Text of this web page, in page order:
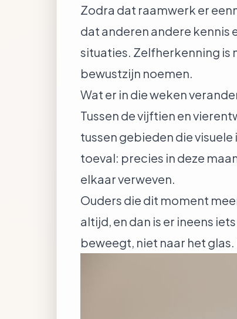
Zodra dat raamwerk er
dat anderen andere kennis
situaties. Zelfherkenning is
bewustzijn noemen.
Wat er in die weken
Tussen de vijftien en
tussen gebieden die
toeval: precies in deze
elkaar verweven.
Ouders die dit moment
altijd, en dan is er ineens
beweegt, niet naar het